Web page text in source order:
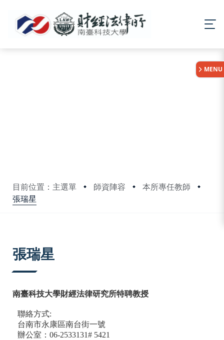
目前位置：主選單 師資陣容
本所專任教師
張瑞星
MENU
張瑞星
南臺科技大學財經法律研究所特聘教授
聯絡方式:
台南市永康區南台街一號
辦公室 ： 06-2533131# 5421